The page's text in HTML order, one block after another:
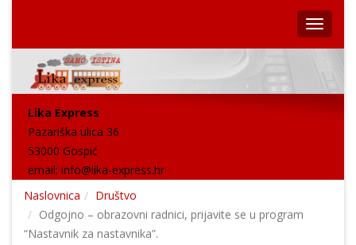
Lika Express
Pazariška ulica 36
53000 Gospić
email: info@lika-express.hr
Naslovnica
Društvo
Odgojno – obrazovni radnici, prijavite se u program
“Nastavnik za nastavnika”.